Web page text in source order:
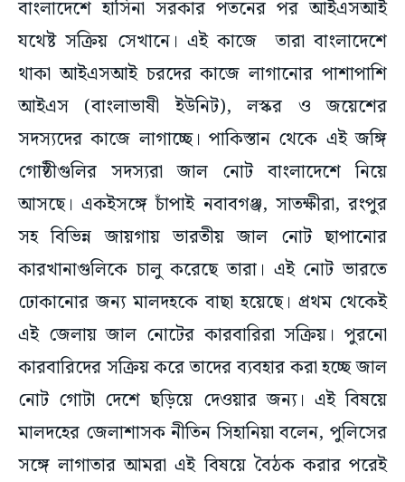
বাংলাদেশে হাসিনা সরকার পতনের পর আইএসআই
যথেষ্ট সক্রিয় সেখানে। এই কাজে তারা বাংলাদেশে
থাকা আইএসআই চরদের কাজে লাগানোর পাশাপাশি
আইএস (বাংলাভাষী ইউনিট), লস্কর ও জয়েশের
সদস্যদের কাজে লাগাচ্ছে। পাকিস্তান থেকে এই জঙ্গি
গোষ্ঠীগুলির সদস্যরা জাল নোট বাংলাদেশে নিয়ে
আসছে। একইসঙ্গে চাঁপাই নবাবগঞ্জ, সাতক্ষীরা, রংপুর
সহ বিভিন্ন জায়গায় ভারতীয় জাল নোট ছাপানোর
কারখানাগুলিকে চালু করেছে তারা। এই নোট ভারতে
ঢোকানোর জন্য মালদহকে বাছা হয়েছে। প্রথম থেকেই
এই জেলায় জাল নোটের কারবারিরা সক্রিয়। পুরনো
কারবারিদের সক্রিয় করে তাদের ব্যবহার করা হচ্ছে জাল
নোট গোটা দেশে ছড়িয়ে দেওয়ার জন্য। এই বিষয়ে
মালদহের জেলাশাসক নীতিন সিহানিয়া বলেন, পুলিসের
সঙ্গে লাগাতার আমরা এই বিষয়ে বৈঠক করার পরেই